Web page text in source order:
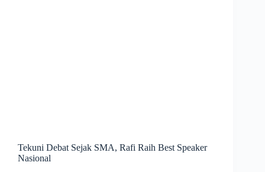
Tekuni Debat Sejak SMA, Rafi Raih Best Speaker
Nasional